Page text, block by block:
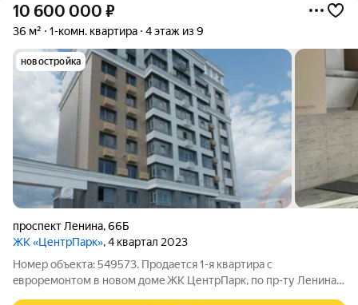
10 600 000 ₽
36 м² 1-комн. квартира 4 этаж из 9
новостройка
проспект Ленина,66Б
ЖК «ЦентрПарк», 4 квартал 2023
Номер объекта: 549573. Продаетcя 1-я квартиpа c
eвpopемонтом в новoм дoмe ЖК ЦентрПарк, по пр-ту Ленина